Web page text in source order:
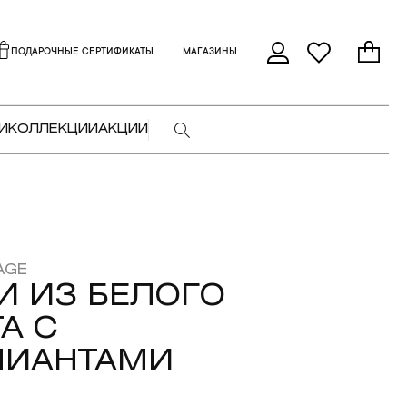
ПОДАРОЧНЫЕ СЕРТИФИКАТЫ МАГАЗИНЫ
КОЛЛЕКЦИИАКЦИИ
ИЗ БЕЛОГО
С